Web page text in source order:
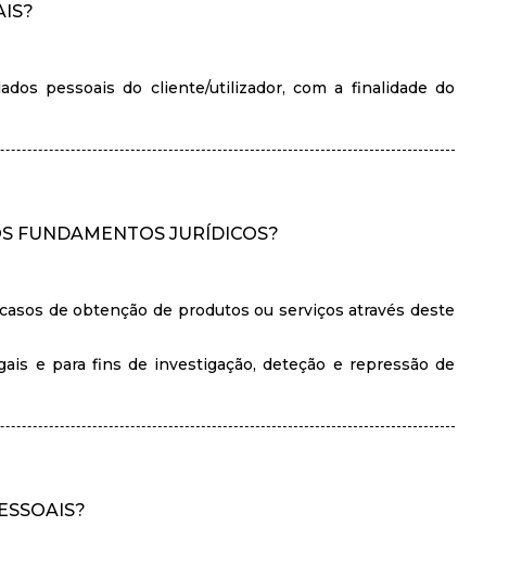
pessoais do cliente/utilizador, com a finalidade do
FUNDAMENTOS JURÍDICOS?
de obtenção de produtos ou serviços através deste
e para fins de investigação, deteção e repressão de